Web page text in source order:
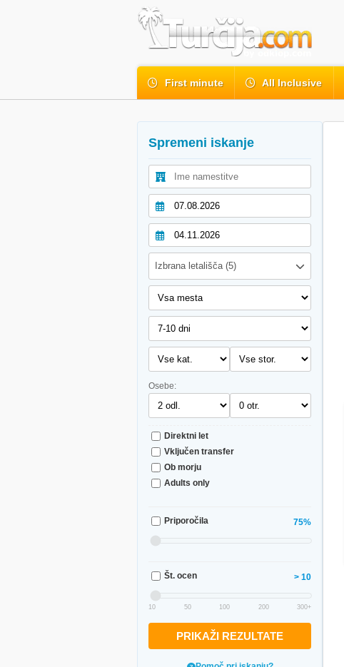
First minute All Inclusive
Spremeni iskanje
Izbrana letališča (5)
Osebe:
Direktni let
Vključen transfer
Ob morju
Adults only
Priporočila 75%
Št. ocen > 10
10 50 100 200 300+
PRIKAŽI REZULTATE